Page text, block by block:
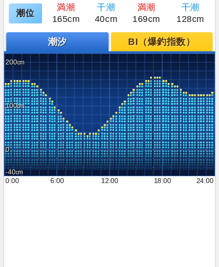
潮位
満潮 干潮 満潮
干潮
165cm
40cm 169cm 128cm
潮汐 BI（爆釣指数）
200
100
0
-40
0:00
6:00 12:00 18:00 24:00